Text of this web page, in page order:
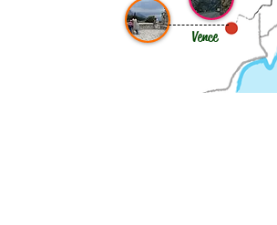
Vence